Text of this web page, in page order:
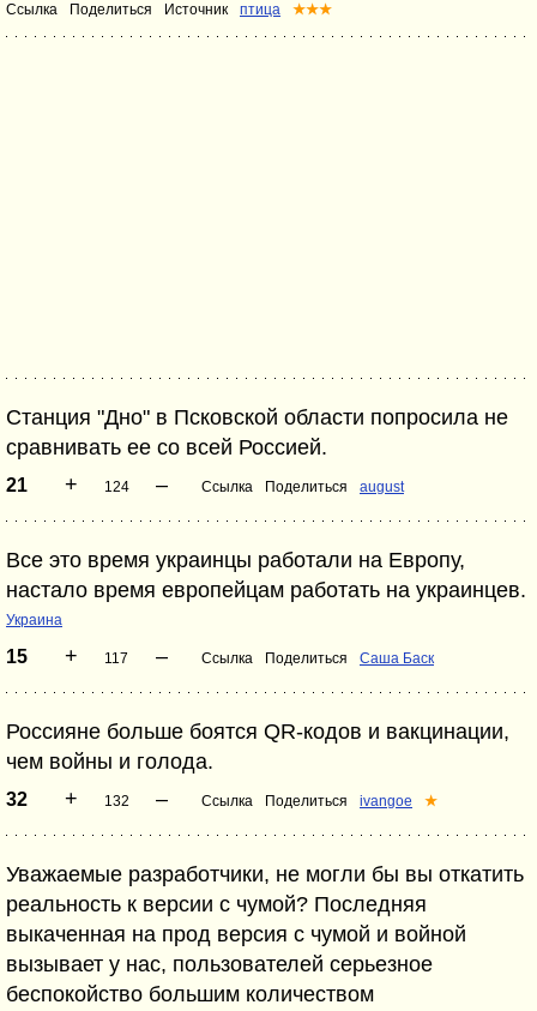
Ссылка Поделиться Источник птица ★★★
Станция "Дно" в Псковской области попросила не
сравнивать ее со всей Россией.
21 + 124 – Ссылка Поделиться august
Все это время украинцы работали на Европу,
настало время европейцам работать на украинцев.
Украина
15 + 117 – Ссылка Поделиться Саша Баск
Россияне больше боятся QR-кодов и вакцинации,
чем войны и голода.
32 + 132 – Ссылка Поделиться ivangoe ★
Уважаемые разработчики, не могли бы вы откатить
реальность к версии с чумой? Последняя
выкаченная на прод версия с чумой и войной
вызывает у нас, пользователей серьезное
беспокойство большим количеством